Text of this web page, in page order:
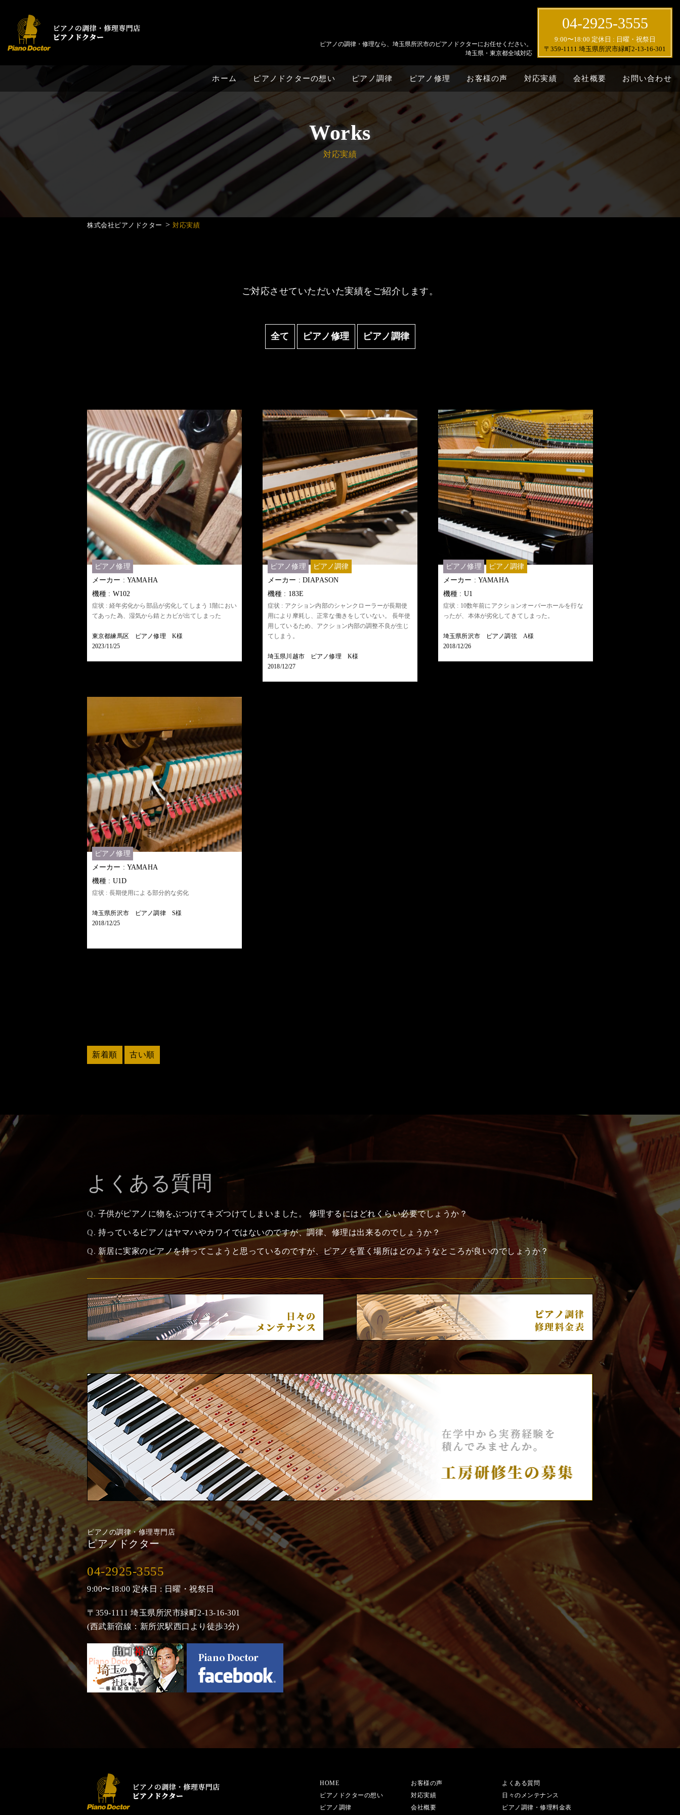
ピアノの調律・修理なら、埼玉県所沢市のピアノドクターにお任せください。
埼玉県・東京都全域対応
04-2925-3555
9:00〜18:00 定休日 : 日曜・祝祭日
〒359-1111 埼玉県所沢市緑町2-13-16-301
Works
対応実績
株式会社ピアノドクター > 対応実績
ホーム ピアノドクターの想い ピアノ調律 ピアノ修理 お客様の声 対応実績 会社概要 お問い合わせ
ご対応させていただいた実績をご紹介します。
全て ピアノ修理 ピアノ調律
ピアノ修理
メーカー : YAMAHA
機種 : W102
症状 : 経年劣化から部品が劣化してしまう 1階におい
てあった為、湿気から錆とカビが出てしまった
東京都練馬区 ピアノ修理 K様
2023/11/25
ピアノ修理
ピアノ調律
メーカー : DIAPASON
機種 : 183E
症状 : アクション内部のシャンクローラーが長期使
用により摩耗し、正常な働きをしていない。 長年使
用しているため、アクション内部の調整不良が生じ
てしまう。
埼玉県川越市 ピアノ修理 K様
2018/12/27
ピアノ修理
ピアノ調律
メーカー : YAMAHA
機種 : U1
症状 : 10数年前にアクションオーバーホールを行な
ったが、本体が劣化してきてしまった。
埼玉県所沢市 ピアノ調弦 A様
2018/12/26
ピアノ修理
メーカー : YAMAHA
機種 : U1D
症状 : 長期使用による部分的な劣化
埼玉県所沢市 ピアノ調律 S様
2018/12/25
新着順 古い順
よくある質問
Q. 子供がピアノに物をぶつけてキズつけてしまいました。 修理するにはどれくらい必要でしょうか？
Q. 持っているピアノはヤマハやカワイではないのですが、調律、修理は出来るのでしょうか？
Q. 新居に実家のピアノを持ってこようと思っているのですが、ピアノを置く場所はどのようなところが良いのでしょうか？
ピアノの調律・修理専門店
ピアノドクター
04-2925-3555
9:00〜18:00 定休日 : 日曜・祝祭日
〒359-1111 埼玉県所沢市緑町2-13-16-301
(西武新宿線：新所沢駅西口より徒歩3分)
HOME
ピアノドクターの想い
ピアノ調律
お客様の声
対応実績
会社概要
よくある質問
日々のメンテナンス
ピアノ調律・修理料金表